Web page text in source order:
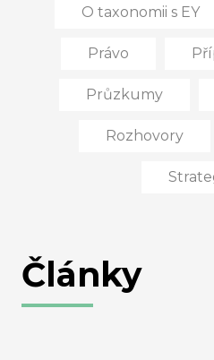
O taxonomii s EY
Právo
Průzkumy
Rozhovory
Články